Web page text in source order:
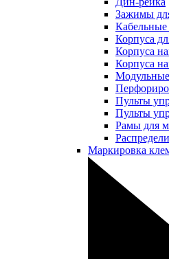
Зажимы
Корпуса
Корпуса
Корпуса
Модульные
Пульты
Пульты
Рамы для
Маркировка